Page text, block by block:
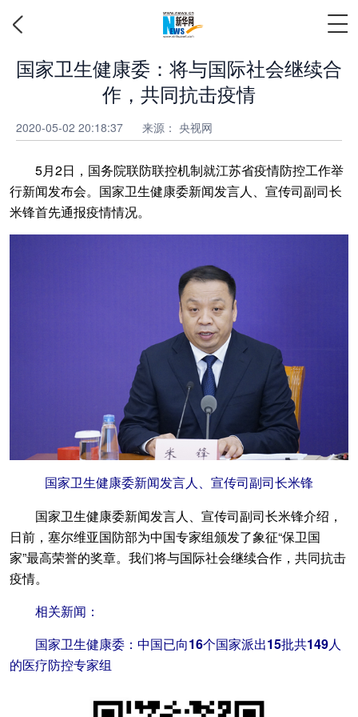
国家卫生健康委：将与国际社会继续合
作，共同抗击疫情
2020-05-02 20:18:37 来源： 央视网
5月2日，国务院联防联控机制就江苏省疫情防控工作举
行新闻发布会。国家卫生健康委新闻发言人、宣传司副司长
米锋首先通报疫情情况。
国家卫生健康委新闻发言人、宣传司副司长米锋
国家卫生健康委新闻发言人、宣传司副司长米锋介绍，
日前，塞尔维亚国防部为中国专家组颁发了象征“保卫国
家”最高荣誉的奖章。我们将与国际社会继续合作，共同抗击
疫情。
相关新闻：
国家卫生健康委：中国已向16个国家派出15批共149人
的医疗防控专家组